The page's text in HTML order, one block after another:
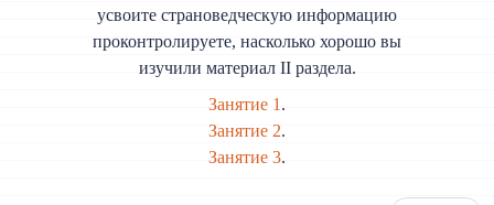
усвоите страноведческую информацию
проконтролируете, насколько хорошо вы
изучили материал II раздела.
Занятие 1.
Занятие 2.
Занятие 3.